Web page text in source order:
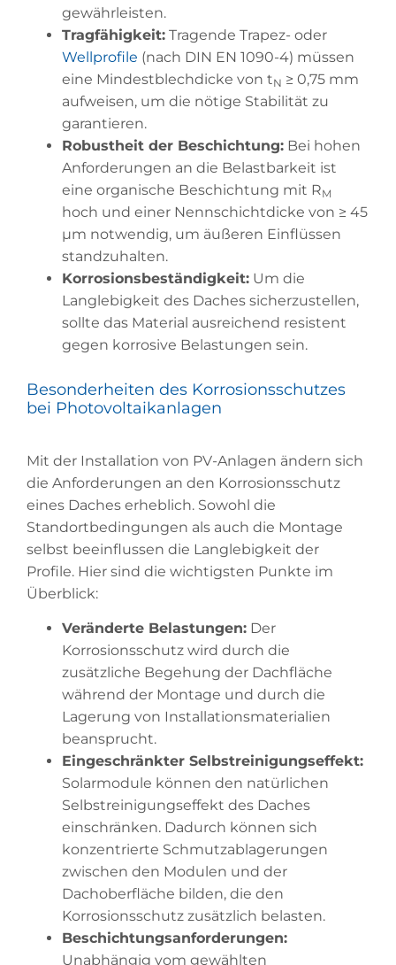
gewährleisten.
Tragfähigkeit: Tragende Trapez- oder
Wellprofile (nach DIN EN 1090-4) müssen
eine Mindestblechdicke von tN ≥ 0,75 mm
aufweisen, um die nötige Stabilität zu
garantieren.
Robustheit der Beschichtung: Bei hohen
Anforderungen an die Belastbarkeit ist
eine organische Beschichtung mit RM
hoch und einer Nennschichtdicke von ≥ 45
µm notwendig, um äußeren Einflüssen
standzuhalten.
Korrosionsbeständigkeit: Um die
Langlebigkeit des Daches sicherzustellen,
sollte das Material ausreichend resistent
gegen korrosive Belastungen sein.
Besonderheiten des Korrosionsschutzes
bei Photovoltaikanlagen
Mit der Installation von PV-Anlagen ändern sich
die Anforderungen an den Korrosionsschutz
eines Daches erheblich. Sowohl die
Standortbedingungen als auch die Montage
selbst beeinflussen die Langlebigkeit der
Profile. Hier sind die wichtigsten Punkte im
Überblick:
Veränderte Belastungen: Der
Korrosionsschutz wird durch die
zusätzliche Begehung der Dachfläche
während der Montage und durch die
Lagerung von Installationsmaterialien
beansprucht.
Eingeschränkter Selbstreinigungseffekt:
Solarmodule können den natürlichen
Selbstreinigungseffekt des Daches
einschränken. Dadurch können sich
konzentrierte Schmutzablagerungen
zwischen den Modulen und der
Dachoberfläche bilden, die den
Korrosionsschutz zusätzlich belasten.
Beschichtungsanforderungen:
Unabhängig vom gewählten